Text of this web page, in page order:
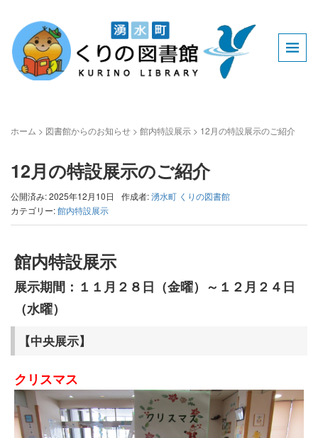
ホーム > 図書館からのお知らせ > 館内特設展示 > 12月の特設展示のご紹介
12月の特設展示のご紹介
公開済み: 2025年12月10日 作成者:湧水町 くりの図書館
カテゴリー:館内特設展示
館内特設展示
展示期間：１１月２８日（金曜）～１２月２４日
（水曜）
【中央展示】
クリスマス